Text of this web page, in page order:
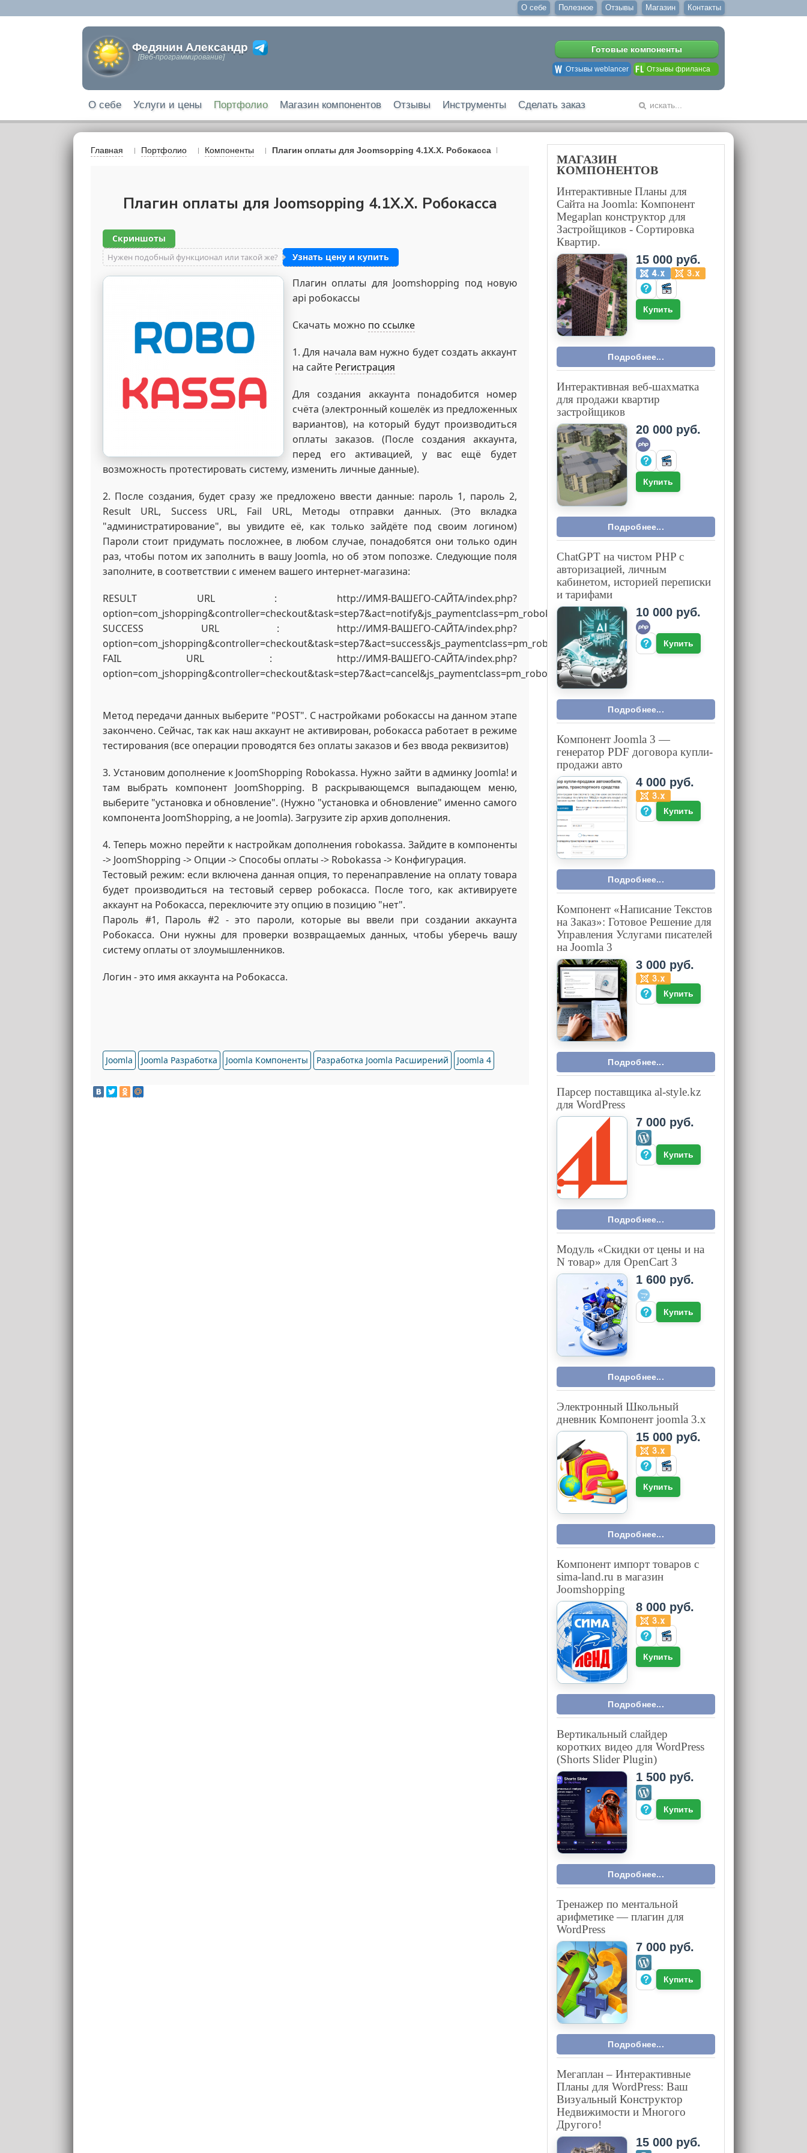
О себе Полезное Отзывы Магазин Контакты
Федянин Александр
[Веб-программирование]
Готовые компоненты
Отзывы weblancer Отзывы фриланса
О себе Услуги и цены Портфолио Магазин компонентов Отзывы Инструменты Сделать заказ
Главная Портфолио Компоненты Плагин оплаты для Joomsopping 4.1X.X. Робокасса
Плагин оплаты для Joomsopping 4.1X.X. Робокасса
Скриншоты
Узнать цену и купить
Нужен подобный функционал или такой же?
Плагин оплаты для Joomshopping под новую
api робокассы
Скачать можно по ссылке
1. Для начала вам нужно будет создать аккаунт
на сайте Регистрация
Для создания аккаунта понадобится номер
счёта (электронный кошелёк из предложенных
вариантов), на который будут производиться
оплаты заказов. (После создания аккаунта,
перед его активацией, у вас ещё будет
возможность протестировать систему, изменить личные данные).
2. После создания, будет сразу же предложено ввести данные: пароль 1, пароль 2,
Result URL, Success URL, Fail URL, Методы отправки данных. (Это вкладка
"администратирование", вы увидите её, как только зайдёте под своим логином)
Пароли стоит придумать посложнее, в любом случае, понадобятся они только один
раз, чтобы потом их заполнить в вашу Joomla, но об этом попозже. Следующие поля
заполните, в соответствии с именем вашего интернет-магазина:
RESULT URL : http://ИМЯ-ВАШЕГО-САЙТА/index.php?
option=com_jshopping&controller=checkout&task=step7&act=notify&js_paymentclass=pm_robokassa
SUCCESS URL : http://ИМЯ-ВАШЕГО-САЙТА/index.php?
option=com_jshopping&controller=checkout&task=step7&act=success&js_paymentclass=pm_robokassa
FAIL URL : http://ИМЯ-ВАШЕГО-САЙТА/index.php?
option=com_jshopping&controller=checkout&task=step7&act=cancel&js_paymentclass=pm_robokassa
Метод передачи данных выберите "POST". С настройками робокассы на данном этапе
закончено. Сейчас, так как наш аккаунт не активирован, робокасса работает в режиме
тестирования (все операции проводятся без оплаты заказов и без ввода реквизитов)
3. Установим дополнение к JoomShopping Robokassa. Нужно зайти в админку Joomla! и
там выбрать компонент JoomShopping. В раскрывающемся выпадающем меню,
выберите "установка и обновление". (Нужно "установка и обновление" именно самого
компонента JoomShopping, а не Joomla). Загрузите zip архив дополнения.
4. Теперь можно перейти к настройкам дополнения robokassa. Зайдите в компоненты
-> JoomShopping -> Опции -> Способы оплаты -> Robokassa -> Конфигурация.
Тестовый режим: если включена данная опция, то перенаправление на оплату товара
будет производиться на тестовый сервер робокасса. После того, как активируете
аккаунт на Робокасса, переключите эту опцию в позицию "нет".
Пароль #1, Пароль #2 - это пароли, которые вы ввели при создании аккаунта
Робокасса. Они нужны для проверки возвращаемых данных, чтобы уберечь вашу
систему оплаты от злоумышленников.
Логин - это имя аккаунта на Робокасса.
Joomla Joomla Разработка Joomla Компоненты Разработка Joomla Расширений Joomla 4
МАГАЗИН
КОМПОНЕНТОВ
Интерактивные Планы для
Сайта на Joomla: Компонент
Megaplan конструктор для
Застройщиков - Сортировка
Квартир.
15 000 руб.
Купить
Подробнее...
Интерактивная веб-шахматка
для продажи квартир
застройщиков
20 000 руб.
Купить
Подробнее...
ChatGPT на чистом PHP с
авторизацией, личным
кабинетом, историей переписки
и тарифами
10 000 руб.
Купить
Подробнее...
Компонент Joomla 3 —
генератор PDF договора купли-
продажи авто
4 000 руб.
Купить
Подробнее...
Компонент «Написание Текстов
на Заказ»: Готовое Решение для
Управления Услугами писателей
на Joomla 3
3 000 руб.
Купить
Подробнее...
Парсер поставщика al-style.kz
для WordPress
7 000 руб.
Купить
Подробнее...
Модуль «Скидки от цены и на
N товар» для OpenCart 3
1 600 руб.
Купить
Подробнее...
Электронный Школьный
дневник Компонент joomla 3.x
15 000 руб.
Купить
Подробнее...
Компонент импорт товаров с
sima-land.ru в магазин
Joomshopping
8 000 руб.
Купить
Подробнее...
Вертикальный слайдер
коротких видео для WordPress
(Shorts Slider Plugin)
1 500 руб.
Купить
Подробнее...
Тренажер по ментальной
арифметике — плагин для
WordPress
7 000 руб.
Купить
Подробнее...
Мегаплан – Интерактивные
Планы для WordPress: Ваш
Визуальный Конструктор
Недвижимости и Многого
Другого!
15 000 руб.